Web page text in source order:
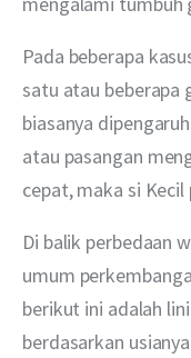
Pada beberapa
satu atau beberapa
biasanya
atau pasangan
cepat, maka si
Di balik perbedaan
umum
berikut ini adalah
berdasarkan